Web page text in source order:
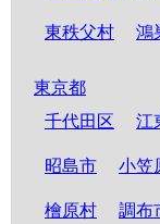
東秩父村 鴻
東京都
千代田区
江
昭島市 小笠
檜原村 調布